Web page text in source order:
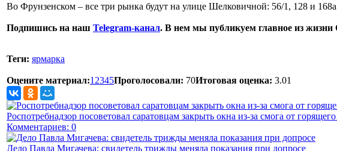
Во Фрунзенском – все три рынка будут на улице Шелковичной: 56/1, 128 и
Подпишись на наш Telegram-канал. В нем мы публикуем главное из
Теги: ярмарка
Оцените материал:1 2345Проголосовали: 70Итоговая оценка: 3.01
Роспотребнадзор посоветовал саратовцам закрыть окна из-за смога от
Комментариев: 0
Дело Павла Мигачева: свидетель трижды меняла показания при допросе